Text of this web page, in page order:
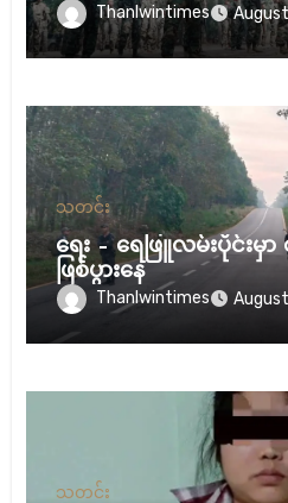
Thanlwintimes
သတင်း
ရေး – ရေဖြူလမ်းပိုင်း
ဖြစ်ပွားနေ
Thanlwintimes
သတင်း